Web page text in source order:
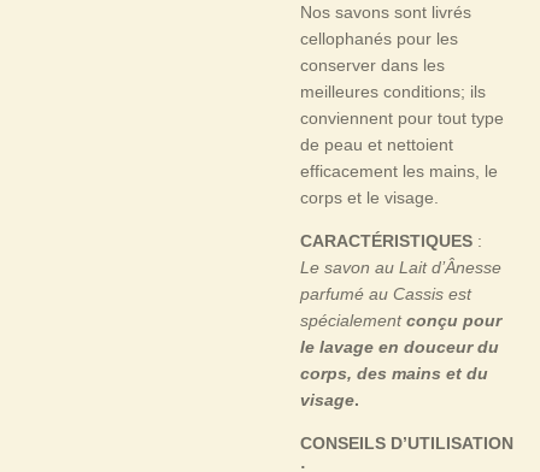
Nos savons sont livrés
cellophanés pour les
conserver dans les
meilleures conditions; ils
conviennent pour tout type
de peau et nettoient
efficacement les mains, le
corps et le visage.
CARACTÉRISTIQUES :
Le savon au Lait d’Ânesse
parfumé au Cassis est
spécialementconçu pour
le lavage en douceur du
corps, des mains et du
visage.
CONSEILS D’UTILISATION